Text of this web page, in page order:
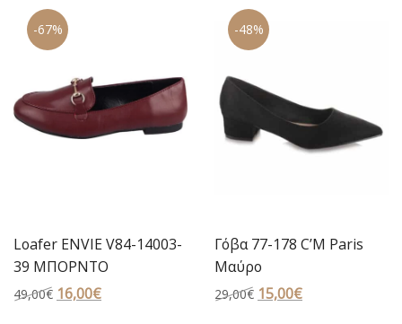
29,00€.
-67%
Loafer ENVIE V84-14003-
39 ΜΠΟΡΝΤΟ
49,00€ Original
16,00€Η
-48%
Γόβα 77-178 C’M Paris
Μαύρο
29,00€ Original
15,00€Η